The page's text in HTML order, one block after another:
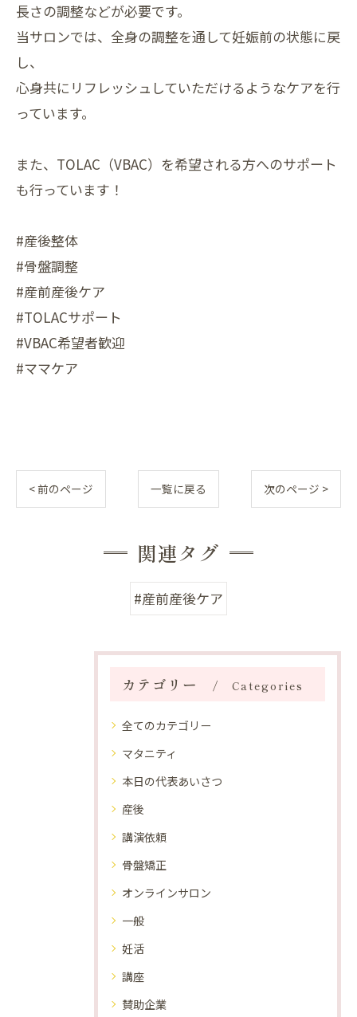
長さの調整などが必要です。
当サロンでは、全身の調整を通して妊娠前の状態に戻
し、
心身共にリフレッシュしていただけるようなケアを行
っています。
また、TOLAC（VBAC）を希望される方へのサポート
も行っています！
#産後整体
#骨盤調整
#産前産後ケア
#TOLACサポート
#VBAC希望者歓迎
#ママケア
< 前のページ 一覧に戻る 次のページ >
関連タグ
#産前産後ケア
カテゴリー Categories
全てのカテゴリー
マタニティ
本日の代表あいさつ
産後
講演依頼
骨盤矯正
オンラインサロン
一般
妊活
講座
賛助企業